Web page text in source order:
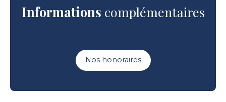
Informations complémentaires
Nos honoraires